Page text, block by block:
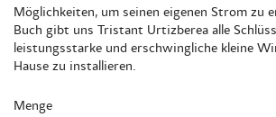
Möglichkeiten, um seinen eigenen Strom zu
Buch gibt uns Tristant Urtizberea alle
leistungsstarke und erschwingliche kleine
Hause zu installieren.
Menge